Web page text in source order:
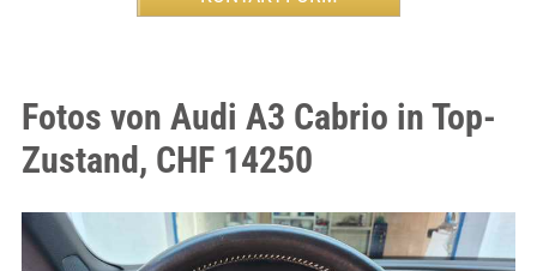
Fotos von Audi A3 Cabrio in Top-
Zustand, CHF 14250